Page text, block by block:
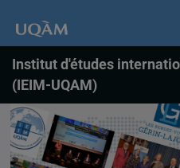
Institut d'études
(IEIM-UQAM)